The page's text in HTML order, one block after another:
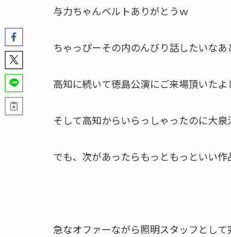
与力ちゃんベルトありがとうｗ
ちゃっぴーその内のんびり話したいなあ
高知に続いて徳島公演にご来場頂いた
そして高知からいらっしゃったのに大
でも、次があったらもっともっといい
急なオファーながら照明スタッフとして